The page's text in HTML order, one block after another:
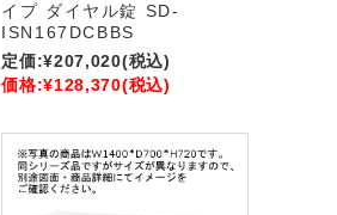
イプ ダイヤル錠 SD-
ISN167DCBBS
定価:¥207,020(税込)
価格:¥128,370(税込)